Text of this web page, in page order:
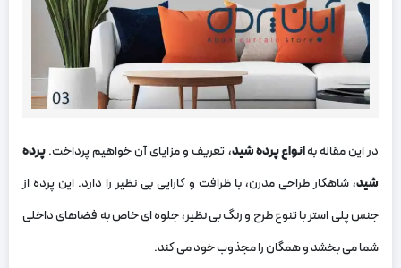
در این مقاله بهانواع پرده شید، تعریف و مزایای آن خواهیم پرداخت.پرده
شید، شاهکار طراحی مدرن، با ظرافت و کارایی بی‌ نظیر را دارد. این پرده از
جنس پلی استر با تنوع طرح و رنگ بی‌ نظیر، جلوه‌ ای خاص به فضاهای داخلی
شما می‌ بخشد و همگان را مجذوب خود می‌ کند.